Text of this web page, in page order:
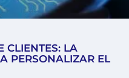
CLIENTES: LA
PERSONALIZAR EL